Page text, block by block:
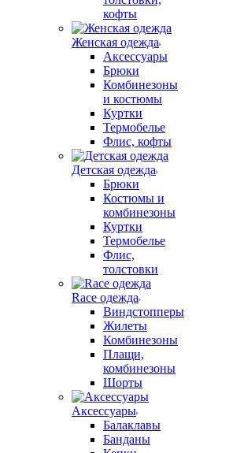
кофты
Женская одежда
Аксессуары
Брюки
Комбинезоны
и костюмы
Куртки
Термобелье
Флис, кофты
Детская одежда
Брюки
Костюмы и
комбинезоны
Куртки
Термобелье
Флис,
толстовки
Race одежда
Виндстопперы
Жилеты
Комбинезоны
Плащи,
комбинезоны
Шорты
Аксессуары
Балаклавы
Банданы